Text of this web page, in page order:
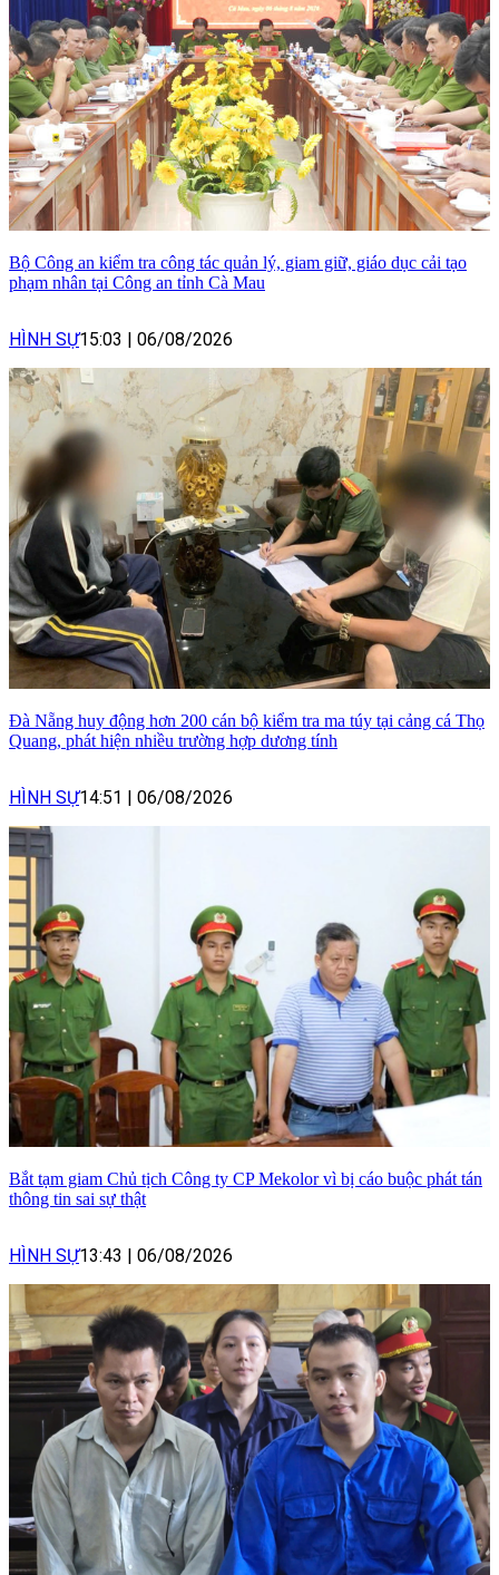
Bộ Công an kiểm tra công tác quản lý, giam giữ, giáo dục cải tạo
phạm nhân tại Công an tỉnh Cà Mau
HÌNH SỰ15:03 06/08/2026
Đà Nẵng huy động hơn 200 cán bộ kiểm tra ma túy tại cảng cá Thọ
Quang, phát hiện nhiều trường hợp dương tính
HÌNH SỰ14:51 06/08/2026
Bắt tạm giam Chủ tịch Công ty CP Mekolor vì bị cáo buộc phát tán
thông tin sai sự thật
HÌNH SỰ13:43 06/08/2026